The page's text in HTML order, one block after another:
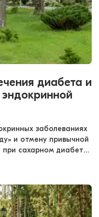
диабета и
заболеваниях
и отмену привычной
сахарном диабете
и добавить
врач. Лечащие
проблем и